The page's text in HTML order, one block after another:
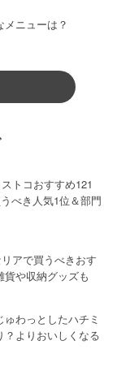
メニューは？
トコおすすめ121
べき人気1位＆部門
リアで買うべきおす
や収納グッズも
わっとしたハチミ
？よりおいしくなる